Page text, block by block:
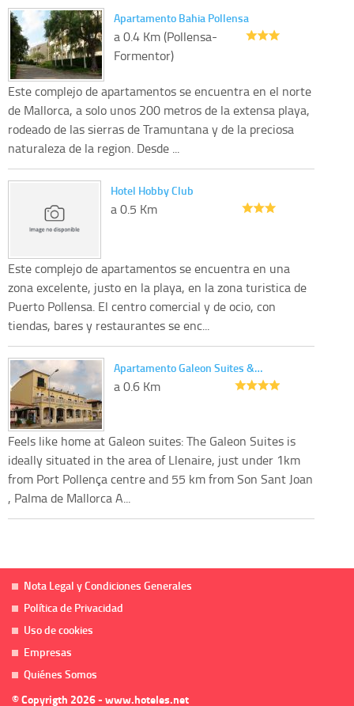
Apartamento Bahia Pollensa
a 0.4 Km (Pollensa-
Formentor)
Este complejo de apartamentos se encuentra en el norte
de Mallorca, a solo unos 200 metros de la extensa playa,
rodeado de las sierras de Tramuntana y de la preciosa
naturaleza de la region. Desde ...
Hotel Hobby Club
a 0.5 Km
Este complejo de apartamentos se encuentra en una
zona excelente, justo en la playa, en la zona turistica de
Puerto Pollensa. El centro comercial y de ocio, con
tiendas, bares y restaurantes se enc...
Apartamento Galeon Suites &…
a 0.6 Km
Feels like home at Galeon suites: The Galeon Suites is
ideally situated in the area of Llenaire, just under 1km
from Port Pollença centre and 55 km from Son Sant Joan
, Palma de Mallorca A...
Nota Legal y Condiciones Generales
Política de Privacidad
Uso de cookies
Empresas
Quiénes Somos
© Copyrigth 2026 - www.hoteles.net